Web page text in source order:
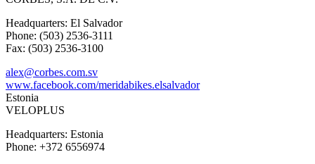
Headquarters: El Salvador
Phone: (503) 2536-3111
Fax: (503) 2536-3100
alex@corbes.com.sv
www.facebook.com/meridabikes.elsalvador
Estonia
VELOPLUS
Headquarters: Estonia
Phone: +372 6556974